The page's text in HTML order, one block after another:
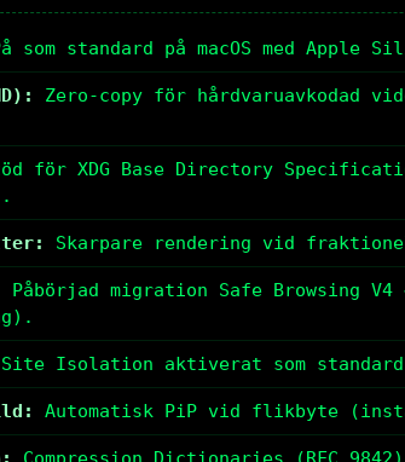
som standard på macOS med Apple
Zero-copy för hårdvaruavkodad
för XDG Base Directory
Skarpare rendering vid
Påbörjad migration Safe Browsing
Site Isolation aktiverat som
Automatisk PiP vid flikbyte